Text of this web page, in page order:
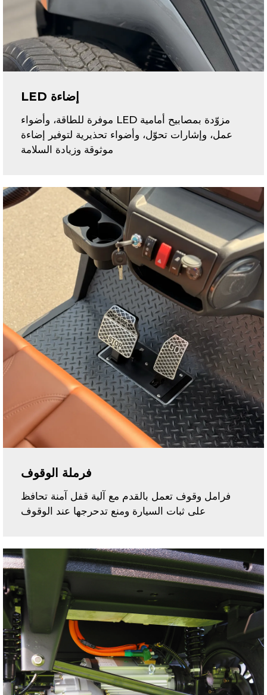
إضاءة LED
مزوّدة بمصابيح أمامية LED موفرة للطاقة، وأضواء
عمل، وإشارات تحوّل، وأضواء تحذيرية لتوفير إضاءة
موثوقة وزيادة السلامة
فرملة الوقوف
فرامل وقوف تعمل بالقدم مع آلية قفل آمنة تحافظ
على ثبات السيارة ومنع تدحرجها عند الوقوف